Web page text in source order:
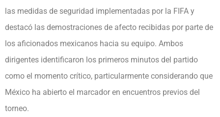
las medidas de seguridad implementadas por la FIFA y
destacó las demostraciones de afecto recibidas por parte de
los aficionados mexicanos hacia su equipo. Ambos
dirigentes identificaron los primeros minutos del partido
como el momento crítico, particularmente considerando que
México ha abierto el marcador en encuentros previos del
torneo.